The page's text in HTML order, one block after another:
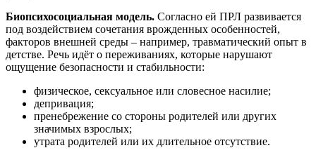
Биопсихосоциальная модель. Согласно ей ПРЛ развивается
под воздействием сочетания врожденных особенностей,
факторов внешней среды – например, травматический опыт в
детстве. Речь идёт о переживаниях, которые нарушают
ощущение безопасности и стабильности:
физическое, сексуальное или словесное насилие;
депривация;
пренебрежение со стороны родителей или других
значимых взрослых;
утрата родителей или их длительное отсутствие.